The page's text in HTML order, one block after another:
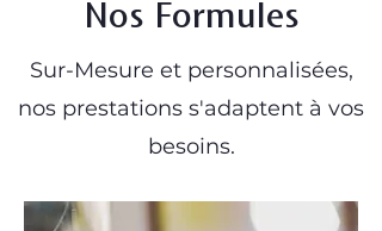
Nos Formules
Sur-Mesure et personnalisées,
nos prestations s'adaptent à vos
besoins.